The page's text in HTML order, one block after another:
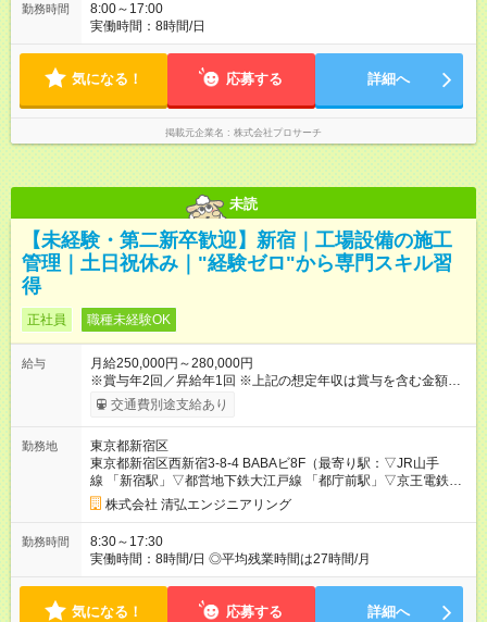
勤務時間
8:00～17:00
実働時間：8時間/日
気になる！ 応募する 詳細へ
掲載元企業名 株式会社プロサーチ
未読
【未経験・第二新卒歓迎】新宿｜工場設備の施工
管理｜土日祝休み｜"経験ゼロ"から専門スキル習
得
正社員 職種未経験OK
給与
月給250,000円～280,000円
※賞与年2回／昇給年1回 ※上記の想定年収は賞与を含む金額で
す ※経験年数・能力によって、給与は考慮いたします 【試用期
間】試用期間あり 試用期間の長さ：3ヶ月 雇用形態、給与は本
交通費別途支給あり
勤務地
東京都新宿区
東京都新宿区西新宿3-8-4 BABAビ8F（最寄り駅：▽JR山手
線 「新宿駅」▽都営地下鉄大江戸線 「都庁前駅」▽京王電鉄京
王線 「初台駅」）
株式会社 清弘エンジニアリング
勤務時間
8:30～17:30
実働時間：8時間/日 ◎平均残業時間は27時間/月
気になる！ 応募する 詳細へ